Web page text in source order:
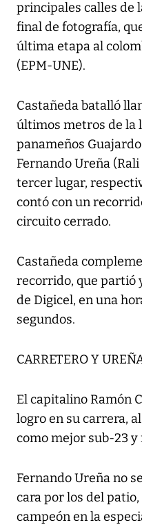
principales calles de
final de fotografía,
última etapa al
(EPM-UNE).
Castañeda batalló
últimos metros de la
panameños
Fernando Ureña
tercer lugar,
contó con un
circuito cerrado.
Castañeda
recorrido, que partió
de Digicel, en una
segundos.
CARRETERO Y
El capitalino Ramón
logro en su carrera,
como mejor sub-23
Fernando Ureña no
cara por los del
campeón en la